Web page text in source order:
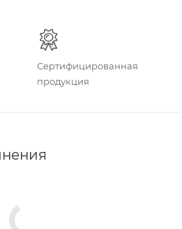
Сертифицированная
продукция